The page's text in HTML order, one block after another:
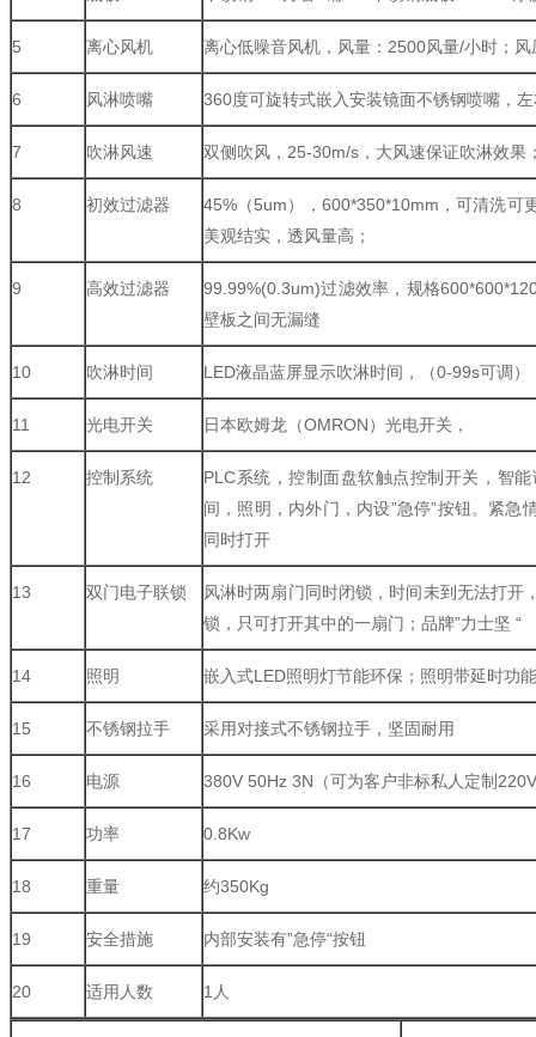
5 离心风机 离心低噪音风机，风量：2500风量/小时；
6 风淋喷嘴 360度可旋转式嵌入安装镜面不锈钢喷嘴，
7 吹淋风速 双侧吹风，25-30m/s，大风速保证吹淋效果
8 初效过滤器
45%（5um），600*350*10mm，可清洗可
美观结实，透风量高；
9 高效过滤器
99.99%(0.3um)过滤效率，规格
壁板之间无漏缝
10 吹淋时间 LED液晶蓝屏显示吹淋时间，（0-99s可调）
11 光电开关 日本欧姆龙（OMRON）光电开关，
12 控制系统
PLC系统，控制面盘软触点控制开关，智
间，照明，内外门，内设”急停”按钮。紧急
同时打开
13 双门电子联锁
风淋时两扇门同时闭锁，时间未到无法打开
锁，只可打开其中的一扇门；品牌”力士坚 “
14 照明 嵌入式LED照明灯节能环保；照明带延时功
15 不锈钢拉手 采用对接式不锈钢拉手，坚固耐用
16 电源 380V 50Hz 3N（可为客户非标私人定制
17 功率 0.8Kw
18 重量 约350Kg
19 安全措施 内部安装有”急停“按钮
20 适用人数 1人